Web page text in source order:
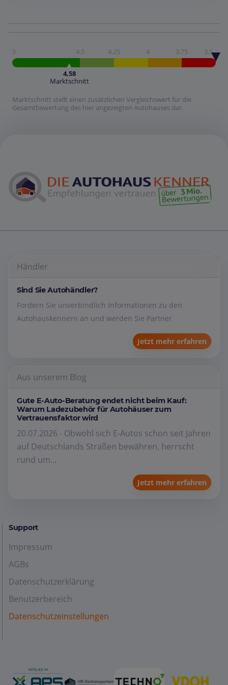
5 4,5 4,25 4 3,75 3,5
4,58
Marktschnitt
Marktschnitt stellt einen zusätzlichen Vergleichswert für die
Gesamtbewertung des hier angezeigten Autohauses dar.
Händler
Sind Sie Autohändler?
Fordern Sie unverbindlich Informationen zu den
Autohauskennern an und werden Sie Partner
Jetzt mehr erfahren
Aus unserem Blog
Gute E-Auto-Beratung endet nicht beim Kauf:
Warum Ladezubehör für Autohäuser zum
Vertrauensfaktor wird
20.07.2026 - Obwohl sich E-Autos schon seit Jahren
auf Deutschlands Straßen bewähren, herrscht
rund um...
Jetzt mehr erfahren
Support
Impressum
AGBs
Datenschutzerklärung
Benutzerbereich
Datenschutzeinstellungen